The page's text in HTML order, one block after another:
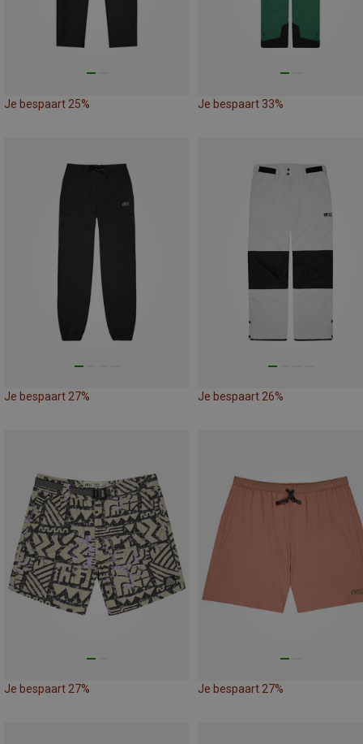
Je bespaart 25% Je bespaart 33%
Je bespaart 27% Je bespaart 26%
Je bespaart 27% Je bespaart 27%